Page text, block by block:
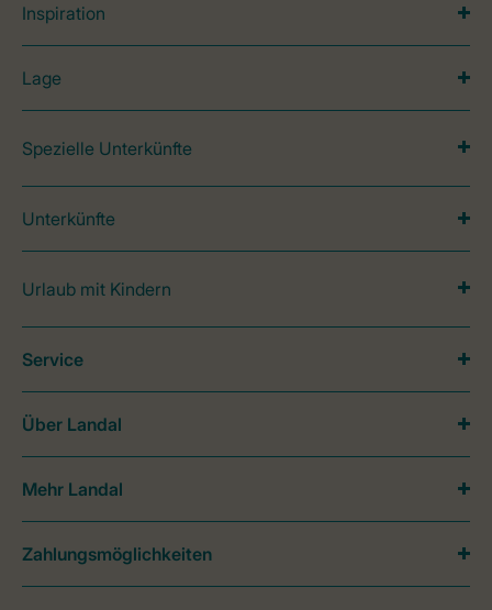
Inspiration
Lage
Spezielle Unterkünfte
Unterkünfte
Urlaub mit Kindern
Service
Über Landal
Mehr Landal
Zahlungsmöglichkeiten